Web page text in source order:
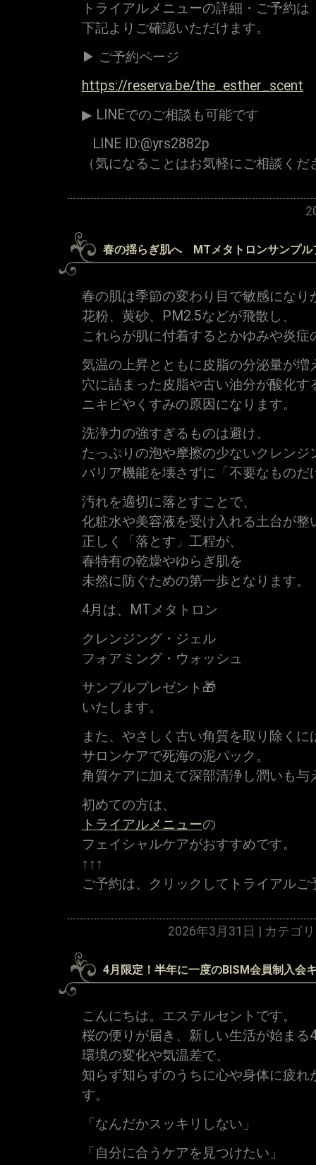
トライアルメニューの詳細・ご予約は
下記よりご確認いただけます。
▶ ご予約ページ
https://reserva.be/the_esther_scent
▶ LINEでのご相談も可能です
LINE ID:@yrs2882p
（気になることはお気軽にご相談くだ
春の揺らぎ肌へ MTメタトロンサンプル
春の肌は季節の変わり目で敏感になり
花粉、黄砂、PM2.5などが飛散し、
これらが肌に付着するとかゆみや炎症
気温の上昇とともに皮脂の分泌量が増
穴に詰まった皮脂や古い油分が酸化す
ニキビやくすみの原因になります。
洗浄力の強すぎるものは避け、
たっぷりの泡や摩擦の少ないクレンジ
バリア機能を壊さずに「不要なもの
汚れを適切に落とすことで、
化粧水や美容液を受け入れる土台が整
正しく「落とす」工程が、
春特有の乾燥やゆらぎ肌を
未然に防ぐための第一歩となります。
4月は、MTメタトロン
クレンジング・ジェル
フォアミング・ウォッシュ
サンプルプレゼント🎁
いたします。
また、やさしく古い角質を取り除くに
サロンケアで死海の泥パック。
角質ケアに加えて深部清浄し潤いも与
初めての方は、
トライアルメニューの
フェイシャルケアがおすすめです。
↑↑↑
ご予約は、クリックしてトライアルご
2026年3月31日 | カテゴ
4月限定！半年に一度のBISM会員制入会
こんにちは。エステルセントです。
桜の便りが届き、新しい生活が始まる
環境の変化や気温差で、
知らず知らずのうちに心や身体に疲
す。
「なんだかスッキリしない」
「自分に合うケアを見つけたい」